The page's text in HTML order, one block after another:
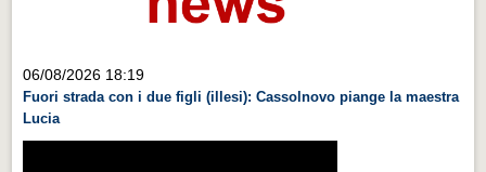
06/08/2026 18:19
Fuori strada con i due figli (illesi): Cassolnovo piange la maestra
Lucia